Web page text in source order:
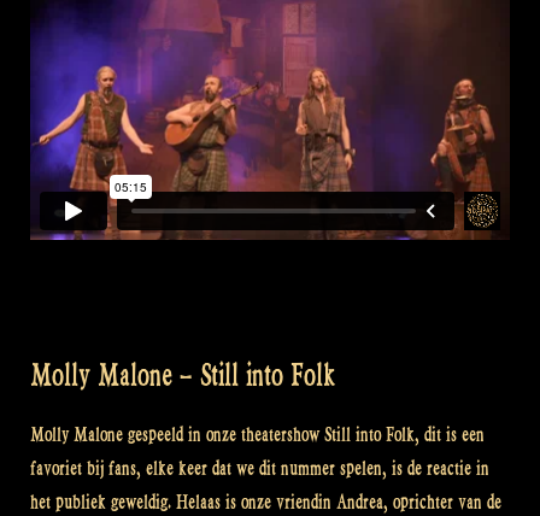
Molly Malone – Still into Folk
Molly Malone gespeeld in onze theatershow Still into Folk, dit is een
favoriet bij fans, elke keer dat we dit nummer spelen, is de reactie in
het publiek geweldig. Helaas is onze vriendin Andrea, oprichter van de